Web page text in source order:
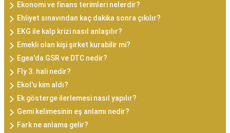
Ekonomi ve finans terimleri nelerdir?
Ehliyet sınavından kaç dakika sonra çıkılır?
EKG ile kalp krizi nasıl anlaşılır?
Emekli olan kişi şirket kurabilir mi?
Egea'da GSR ve DTC nedir?
Fly 3. hali nedir?
Ekol'u kim aldı?
Ek gösterge ilerlemesi nasıl yapılır?
Gemi kelimesinin eş anlamı nedir?
Fark ne anlama gelir?